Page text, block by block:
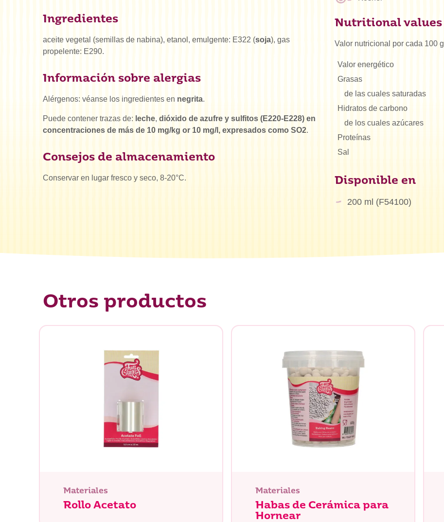
Ingredientes
aceite vegetal (semillas de nabina), etanol, emulgente: E322 (soja), gas
propelente: E290.
Información sobre alergias
Alérgenos: véanse los ingredientes en negrita.
Puede contener trazas de: leche, dióxido de azufre y sulfitos (E220-E228) en
concentraciones de más de 10 mg/kg or 10 mg/l, expresados como SO2.
Consejos de almacenamiento
Conservar en lugar fresco y seco, 8-20°C.
Nutritional values
Valor nutricional por cada 100 g
Valor energético
Grasas
de las cuales saturadas
Hidratos de carbono
de los cuales azúcares
Proteínas
Sal
Disponible en
200 ml (F54100)
Otros productos
Materiales
Rollo Acetato
Materiales
Habas de Cerámica para
Hornear